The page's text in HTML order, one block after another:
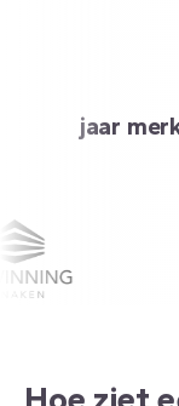
jaar